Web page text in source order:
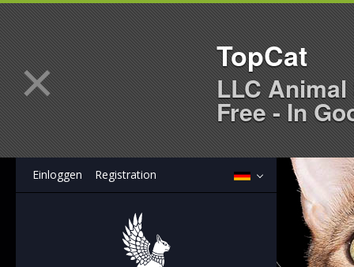
Einloggen Registration
× TopCat
LLC
Free - In